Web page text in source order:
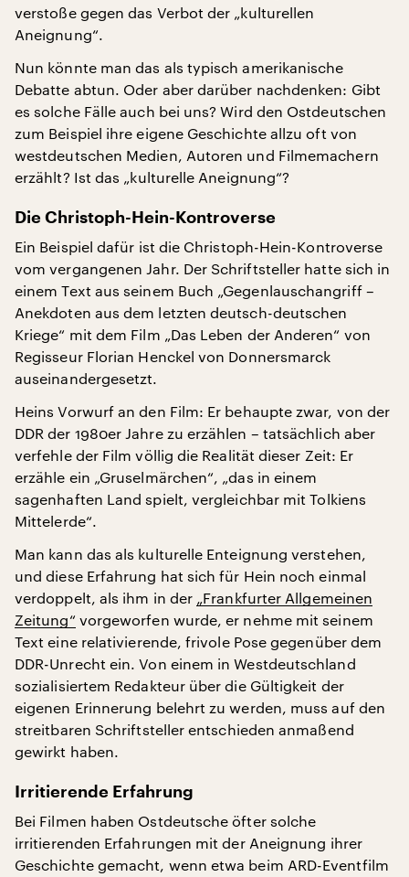
verstoße gegen das Verbot der „kulturellen
Aneignung“.
Nun könnte man das als typisch amerikanische
Debatte abtun. Oder aber darüber nachdenken: Gibt
es solche Fälle auch bei uns? Wird den Ostdeutschen
zum Beispiel ihre eigene Geschichte allzu oft von
westdeutschen Medien, Autoren und Filmemachern
erzählt? Ist das „kulturelle Aneignung“?
Die Christoph-Hein-Kontroverse
Ein Beispiel dafür ist die Christoph-Hein-Kontroverse
vom vergangenen Jahr. Der Schriftsteller hatte sich in
einem Text aus seinem Buch „Gegenlauschangriff –
Anekdoten aus dem letzten deutsch-deutschen
Kriege“ mit dem Film „Das Leben der Anderen“ von
Regisseur Florian Henckel von Donnersmarck
auseinandergesetzt.
Heins Vorwurf an den Film: Er behaupte zwar, von der
DDR der 1980er Jahre zu erzählen – tatsächlich aber
verfehle der Film völlig die Realität dieser Zeit: Er
erzähle ein „Gruselmärchen“, „das in einem
sagenhaften Land spielt, vergleichbar mit Tolkiens
Mittelerde“.
Man kann das als kulturelle Enteignung verstehen,
und diese Erfahrung hat sich für Hein noch einmal
verdoppelt, als ihm in der „Frankfurter Allgemeinen
Zeitung“ vorgeworfen wurde, er nehme mit seinem
Text eine relativierende, frivole Pose gegenüber dem
DDR-Unrecht ein. Von einem in Westdeutschland
sozialisiertem Redakteur über die Gültigkeit der
eigenen Erinnerung belehrt zu werden, muss auf den
streitbaren Schriftsteller entschieden anmaßend
gewirkt haben.
Irritierende Erfahrung
Bei Filmen haben Ostdeutsche öfter solche
irritierenden Erfahrungen mit der Aneignung ihrer
Geschichte gemacht, wenn etwa beim ARD-Eventfilm